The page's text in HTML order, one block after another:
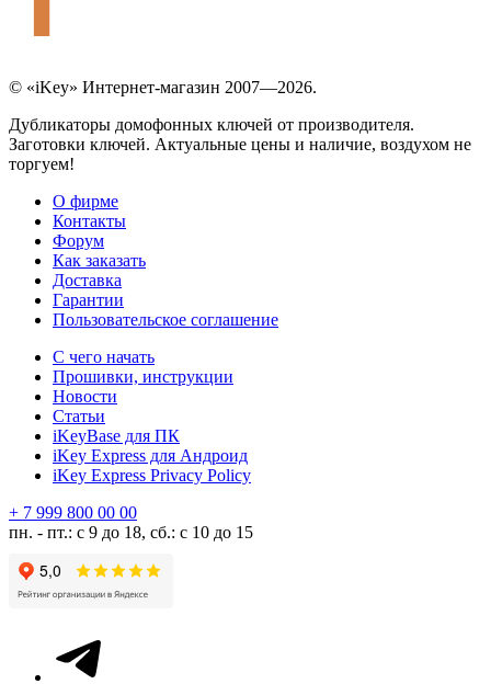
© «iKey» Интернет-магазин 2007—2026.
Дубликаторы домофонных ключей от производителя.
Заготовки ключей. Актуальные цены и наличие, воздухом не
торгуем!
О фирме
Контакты
Форум
Как заказать
Доставка
Гарантии
Пользовательское соглашение
С чего начать
Прошивки, инструкции
Новости
Статьи
iKeyBase для ПК
iKey Express для Андроид
iKey Express Privacy Policy
+ 7 999 800 00 00
пн. - пт.: с 9 до 18, сб.: с 10 до 15